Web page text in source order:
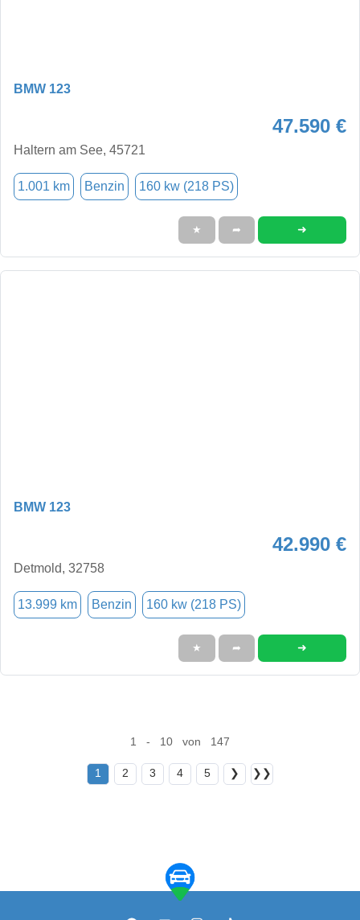
BMW 123
47.590 €
Haltern am See, 45721
1.001 km Benzin 160 kw (218 PS)
★ ➦ ➜
BMW 123
42.990 €
Detmold, 32758
13.999 km Benzin 160 kw (218 PS)
★ ➦ ➜
1 - 10 von 147
1 2 3 4 5 ❯ ❯❯